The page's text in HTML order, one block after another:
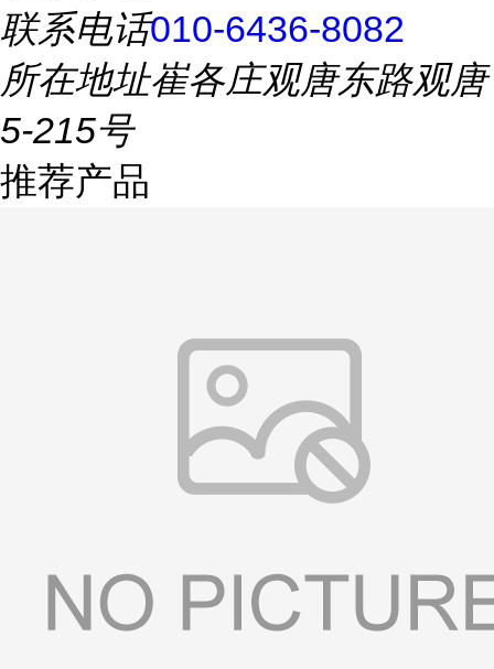
联系电话010-6436-8082
所在地址崔各庄观唐东路观唐
5-215号
推荐产品